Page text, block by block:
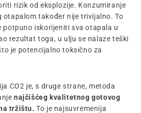
rizik od eksplozije. Konzumiranje
otapalom također nije trivijalno. To
potpuno iskorijeniti sva otapala u
rezultat toga, u ulju se nalaze teški
je potencijalno toksično za
CO2 je, s druge strane, metoda
najčišćeg kvalitetnog gotovog
tržištu. To je najsuvremenija